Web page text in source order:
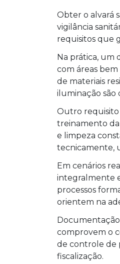
Obter o alvará
vigilância
requisitos que
Na prática, um
com áreas
de materiais
iluminação são
Outro requisito
treinamento da
e limpeza
tecnicamente,
Em cenários
integralmente
processos
orientem na
comprovem o
de controle de
fiscalização.